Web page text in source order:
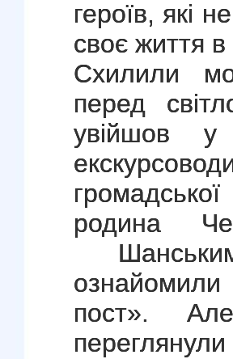
героїв, які
своє життя
Схилили
перед
увійшов у
родина
пост».